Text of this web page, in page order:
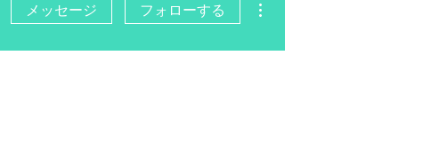
メッセージ フォローする